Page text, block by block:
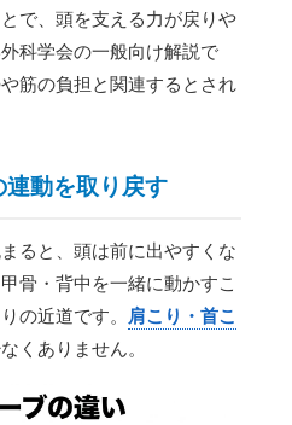
で、頭を支える力が戻りや
科学会の一般向け解説で
筋の負担と関連するとされ
動を取り戻す
ると、頭は前に出やすくな
骨・背中を一緒に動かすこ
の近道です。 肩こり・首こ
くありません。